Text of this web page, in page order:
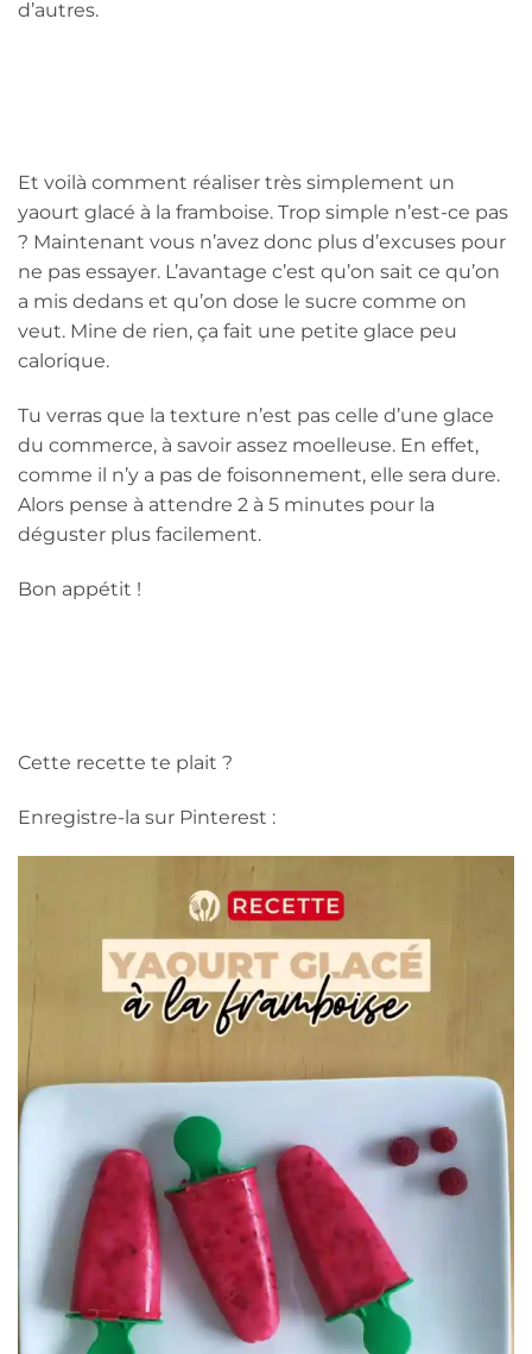
d’autres.
Et voilà comment réaliser très simplement un
yaourt glacé à la framboise. Trop simple n’est-ce pas
? Maintenant vous n’avez donc plus d’excuses pour
ne pas essayer. L’avantage c’est qu’on sait ce qu’on
a mis dedans et qu’on dose le sucre comme on
veut. Mine de rien, ça fait une petite glace peu
calorique.
Tu verras que la texture n’est pas celle d’une glace
du commerce, à savoir assez moelleuse. En effet,
comme il n’y a pas de foisonnement, elle sera dure.
Alors pense à attendre 2 à 5 minutes pour la
déguster plus facilement.
Bon appétit !
Cette recette te plait ?
Enregistre-la sur Pinterest :